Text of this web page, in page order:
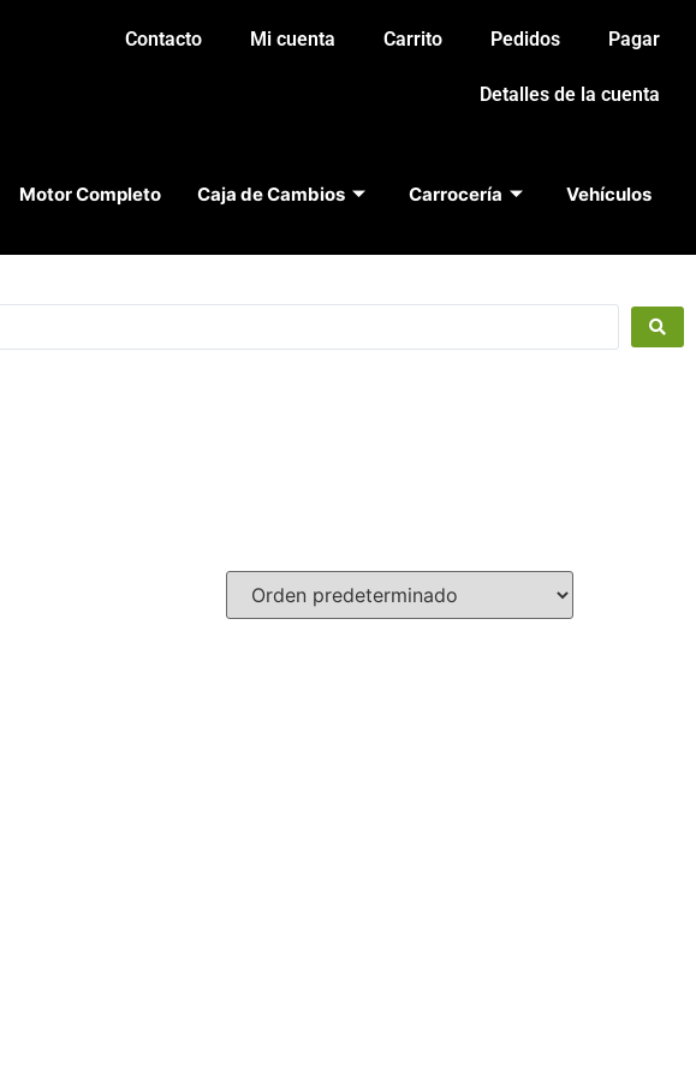
Contacto Mi cuenta Carrito Pedidos Pagar
Detalles de la cuenta
Motor Completo Caja de Cambios Carrocería Vehículos